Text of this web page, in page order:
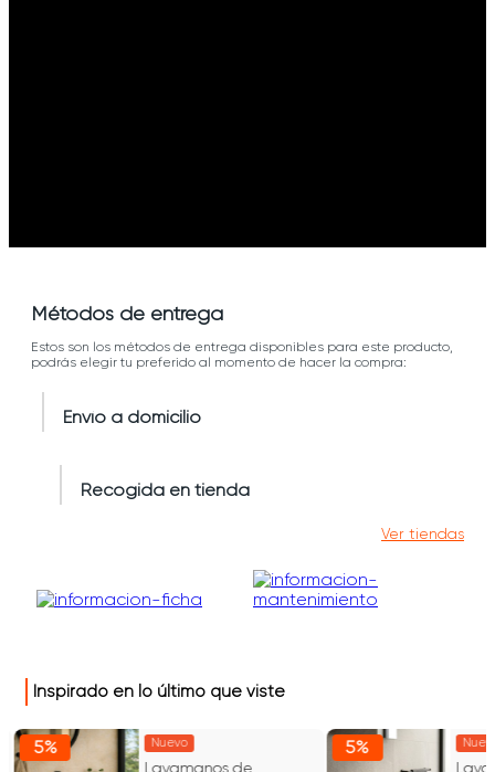
Métodos de entrega
Estos son los métodos de entrega disponibles para este producto,
podrás elegir tu preferido al momento de hacer la compra:
Envío a domicilio
Recogida en tienda
Ver tiendas
Inspirado en lo último que viste
5% Nuevo
Lavamanos de
5%